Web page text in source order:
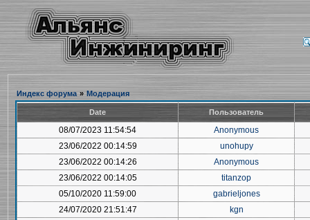
Индекс форума » Модерация
Date Пользователь
08/07/2023 11:54:54
Anonymous
23/06/2022 00:14:59
unohupy
23/06/2022 00:14:26
Anonymous
23/06/2022 00:14:05
titanzop
05/10/2020 11:59:00
gabrieljones
24/07/2020 21:51:47
kgn